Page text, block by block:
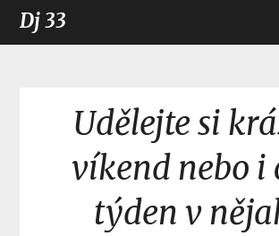
Dj 33
Udělejte si
víkend nebo i
týden v